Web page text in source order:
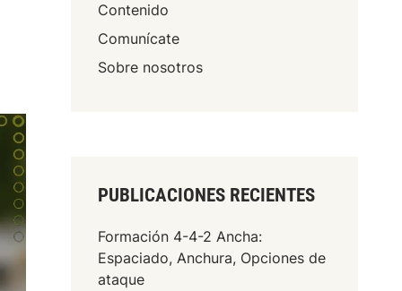
Contenido
Comunícate
Sobre nosotros
PUBLICACIONES RECIENTES
Formación 4-4-2 Ancha:
Espaciado, Anchura, Opciones de
ataque